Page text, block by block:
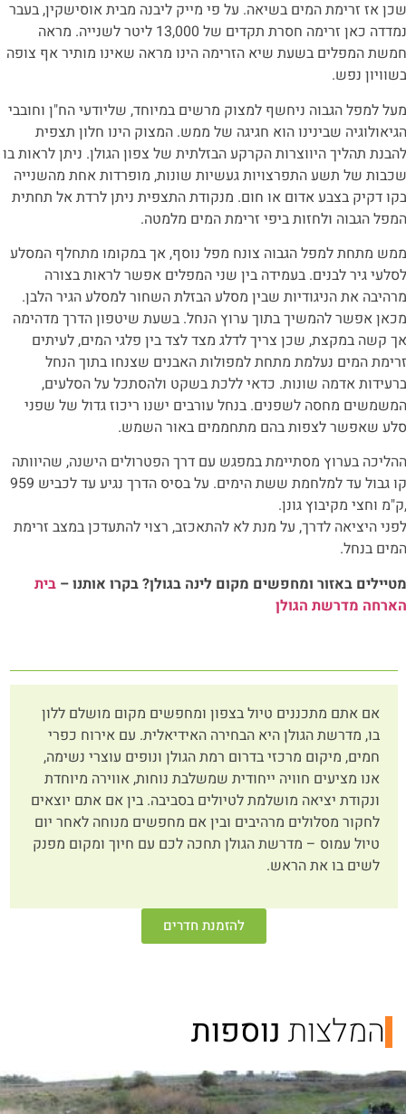
שכן אז זרימת המים בשיאה. על פי מייק ליבנה מבית אוסישקין, בעבר
נמדדה כאן זרימה חסרת תקדים של 13,000 ליטר לשנייה. מראה
חמשת המפלים בשעת שיא הזרימה הינו מראה שאינו מותיר אף צופה
בשוויון נפש.
מעל למפל הגבוה ניחשף למצוק מרשים במיוחד, שליודעי הח"ן וחובבי
הגיאולוגיה שבינינו הוא חגיגה של ממש. המצוק הינו חלון תצפית
להבנת תהליך היווצרות הקרקע הבזלתית של צפון הגולן. ניתן לראות בו
שכבות של תשע התפרצויות געשיות שונות, מופרדות אחת מהשנייה
בקו דקיק בצבע אדום או חום. מנקודת התצפית ניתן לרדת אל תחתית
המפל הגבוה ולחזות ביפי זרימת המים מלמטה.
ממש מתחת למפל הגבוה צונח מפל נוסף, אך במקומו מתחלף המסלע
לסלעי גיר לבנים. בעמידה בין שני המפלים אפשר לראות בצורה
מרהיבה את הניגודיות שבין מסלע הבזלת השחור למסלע הגיר הלבן.
מכאן אפשר להמשיך בתוך ערוץ הנחל. בשעת שיטפון הדרך מדהימה
אך קשה במקצת, שכן צריך לדלג מצד לצד בין פלגי המים, לעיתים
זרימת המים נעלמת מתחת למפולות האבנים שצנחו בתוך הנחל
ברעידות אדמה שונות. כדאי ללכת בשקט ולהסתכל על הסלעים,
המשמשים מחסה לשפנים. בנחל עורבים ישנו ריכוז גדול של שפני
סלע שאפשר לצפות בהם מתחממים באור השמש.
ההליכה בערוץ מסתיימת במפגש עם דרך הפטרולים הישנה, שהיוותה
קו גבול עד למלחמת ששת הימים. על בסיס הדרך נגיע עד לכביש 959
,ק"מ וחצי מקיבוץ גונן.
לפני היציאה לדרך, על מנת לא להתאכזב, רצוי להתעדכן במצב זרימת
המים בנחל.
מטיילים באזור ומחפשים מקום לינה בגולן? בקרו אותנו – בית
הארחה מדרשת הגולן
אם אתם מתכננים טיול בצפון ומחפשים מקום מושלם ללון
בו, מדרשת הגולן היא הבחירה האידיאלית. עם אירוח כפרי
חמים, מיקום מרכזי בדרום רמת הגולן ונופים עוצרי נשימה,
אנו מציעים חוויה ייחודית שמשלבת נוחות, אווירה מיוחדת
ונקודת יציאה מושלמת לטיולים בסביבה. בין אם אתם יוצאים
לחקור מסלולים מרהיבים ובין אם מחפשים מנוחה לאחר יום
טיול עמוס – מדרשת הגולן תחכה לכם עם חיוך ומקום מפנק
לשים בו את הראש.
להזמנת חדרים
המלצות נוספות